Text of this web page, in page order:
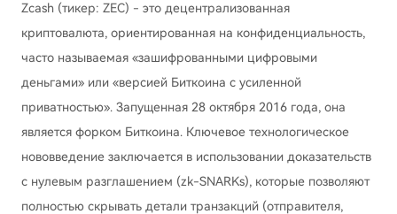
Zcash (тикер: ZEC) - это децентрализованная
криптовалюта, ориентированная на конфиденциальность,
часто называемая «зашифрованными цифровыми
деньгами» или «версией Биткоина с усиленной
приватностью». Запущенная 28 октября 2016 года, она
является форком Биткоина. Ключевое технологическое
нововведение заключается в использовании доказательств
с нулевым разглашением (zk-SNARKs), которые позволяют
полностью скрывать детали транзакций (отправителя,